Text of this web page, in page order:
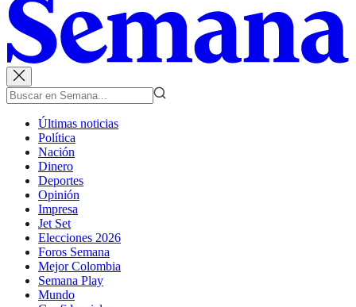
Últimas noticias
Política
Nación
Dinero
Deportes
Opinión
Impresa
Jet Set
Elecciones 2026
Foros Semana
Mejor Colombia
Semana Play
Mundo